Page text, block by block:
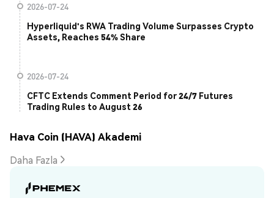
2026-07-24
Hyperliquid's RWA Trading Volume Surpasses Crypto
Assets, Reaches 54% Share
2026-07-24
CFTC Extends Comment Period for 24/7 Futures
Trading Rules to August 26
Hava Coin (HAVA) Akademi
Daha Fazla